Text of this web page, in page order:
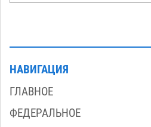
НАВИГАЦИЯ
ГЛАВНОЕ
ФЕДЕРАЛЬНОЕ